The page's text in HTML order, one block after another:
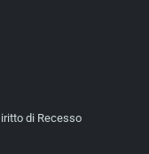
di Recesso